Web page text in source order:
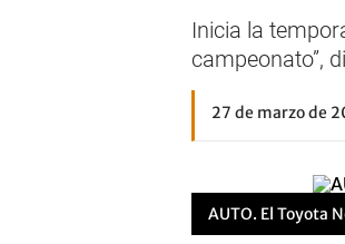
Inicia la
campeonato”,
27 de marzo de
AUTO. El Toyota